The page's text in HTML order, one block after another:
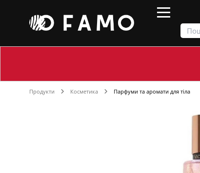
Продукти Косметика Парфуми та аромати для тіла